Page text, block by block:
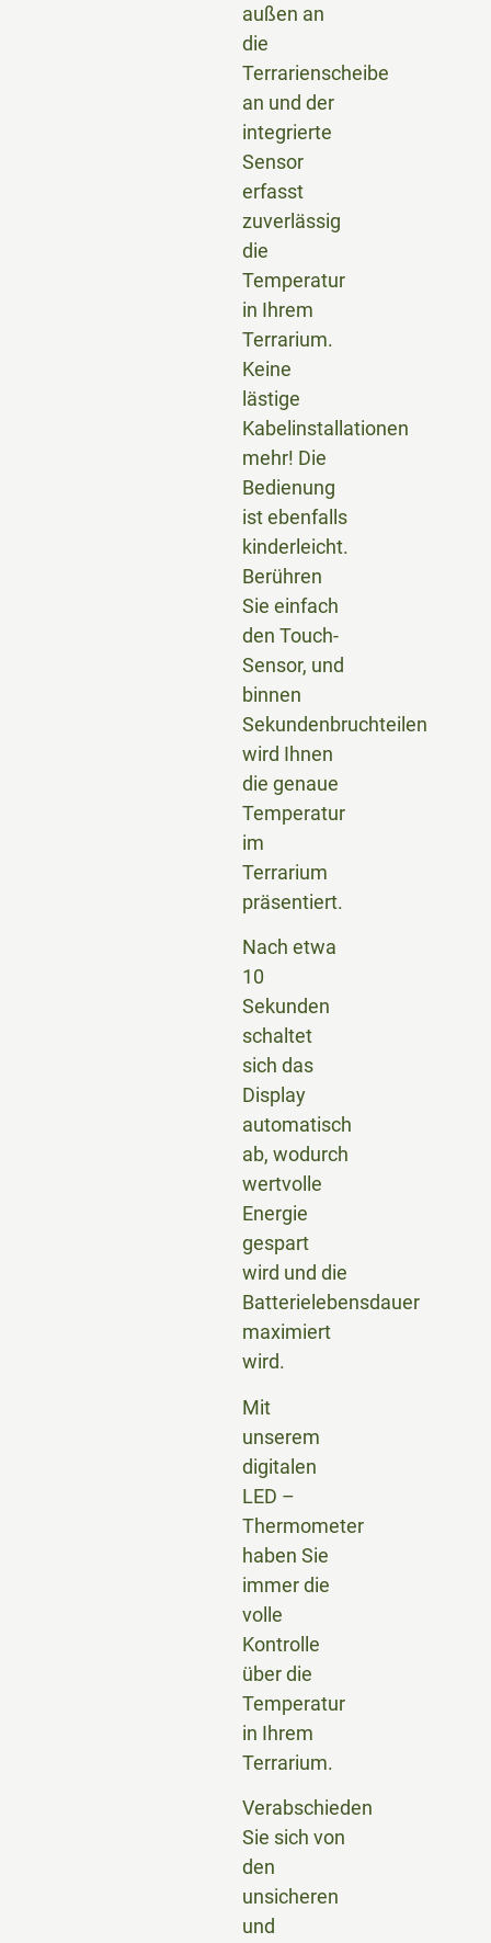
außen an
die
Terrarienscheibe
an und der
integrierte
Sensor
erfasst
zuverlässig
die
Temperatur
in Ihrem
Terrarium.
Keine
lästige
Kabelinstallationen
mehr! Die
Bedienung
ist ebenfalls
kinderleicht.
Berühren
Sie einfach
den Touch-
Sensor, und
binnen
Sekundenbruchteilen
wird Ihnen
die genaue
Temperatur
im
Terrarium
präsentiert.
Nach etwa
10
Sekunden
schaltet
sich das
Display
automatisch
ab, wodurch
wertvolle
Energie
gespart
wird und die
Batterielebensdauer
maximiert
wird.
Mit
unserem
digitalen
LED –
Thermometer
haben Sie
immer die
volle
Kontrolle
über die
Temperatur
in Ihrem
Terrarium.
Verabschieden
Sie sich von
den
unsicheren
und